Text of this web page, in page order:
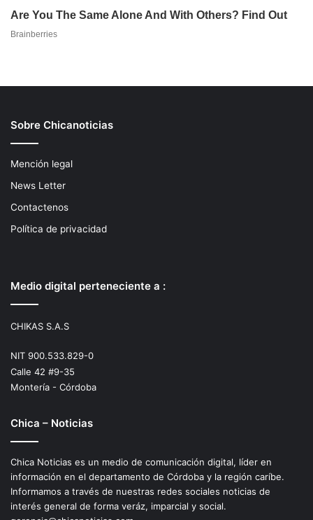
Sobre Chicanoticias
Mención legal
News Letter
Contactenos
Política de privacidad
Medio digital perteneciente a :
CHIKAS S.A.S
NIT 900.533.829-0
Calle 42 #9-35
Montería - Córdoba
Chica – Noticias
Chica Noticias es un medio de comunicación digital, líder en
información en el departamento de Córdoba y la región caríbe.
Informamos a través de nuestras redes sociales noticias de
interés general de forma veráz, imparcial y social.